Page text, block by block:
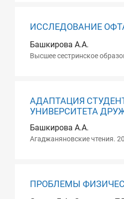
ИССЛЕДОВАНИЕ
Башкирова А.А.
Высшее сестринское
АДАПТАЦИЯ
УНИВЕРСИТЕТА
Башкирова А.А.
Агаджаняновские чтения.
ПРОБЛЕМЫ